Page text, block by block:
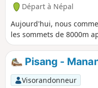
Départ à Népal
Aujourd'hui, nous
les sommets de 8000m
Pisang -
Visorandonneur